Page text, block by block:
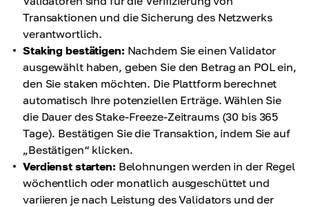
Transaktionen und die Sicherung des Netzwerks
verantwortlich.
Staking bestätigen: Nachdem Sie einen Validator
ausgewählt haben, geben Sie den Betrag an POL ein,
den Sie staken möchten. Die Plattform berechnet
automatisch Ihre potenziellen Erträge. Wählen Sie
die Dauer des Stake-Freeze-Zeitraums (30 bis 365
Tage). Bestätigen Sie die Transaktion, indem Sie auf
„Bestätigen“ klicken.
Verdienst starten: Belohnungen werden in der Regel
wöchentlich oder monatlich ausgeschüttet und
variieren je nach Leistung des Validators und der